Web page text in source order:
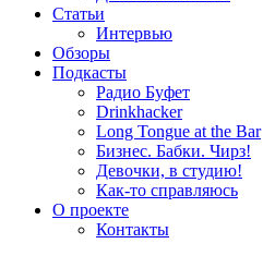
Статьи
Интервью
Обзоры
Подкасты
Радио Буфет
Drinkhacker
Long Tongue at the Bar
Бизнес. Бабки. Чирз!
Девочки, в студию!
Как-то справляюсь
О проекте
Контакты